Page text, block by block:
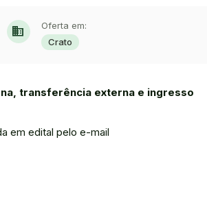
domain
Oferta em:
Crato
transferência externa e ingresso
em edital pelo e-mail